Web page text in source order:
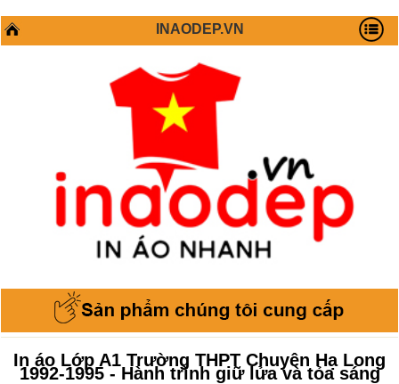
INAODEP.VN
In áo Lớp A1 Trường THPT Chuyên Hạ Long
1992-1995 - Hành trình giữ lửa và tỏa sáng